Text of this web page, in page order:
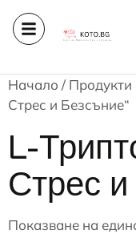
Начало / Продукти
Стрес и Безсъние“
L-
Стрес
Показване на